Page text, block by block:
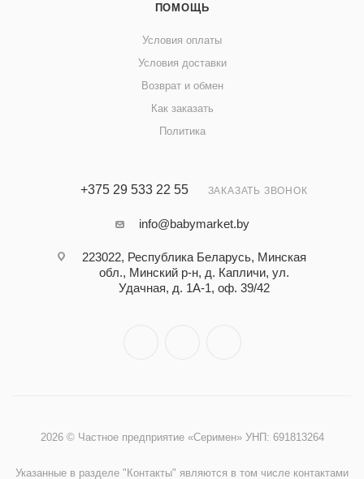
ПОМОЩЬ
Условия оплаты
Условия доставки
Возврат и обмен
Как заказать
Политика
+375 29 533 22 55 ЗАКАЗАТЬ ЗВОНОК
info@babymarket.by
223022, Республика Беларусь, Минская
обл., Минский р-н, д. Капличи, ул.
Удачная, д. 1А-1, оф. 39/42
2026 © Частное предприятие «Серимен» УНП: 691813264
Указанные в разделе "Контакты" являются в том числе контактами